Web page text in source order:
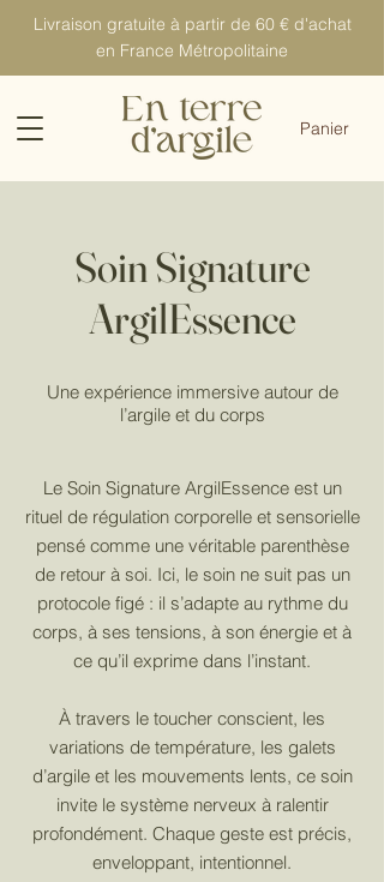
Livraison gratuite à partir de 60 € d'achat
en France Métropolitaine
Panier
Soin Signature
ArgilEssence
Une expérience immersive autour de
l’argile et du corps
Le Soin Signature ArgilEssence est un
rituel de régulation corporelle et sensorielle
pensé comme une véritable parenthèse
de retour à soi. Ici, le soin ne suit pas un
protocole figé : il s’adapte au rythme du
corps, à ses tensions, à son énergie et à
ce qu’il exprime dans l’instant.
À travers le toucher conscient, les
variations de température, les galets
d’argile et les mouvements lents, ce soin
invite le système nerveux à ralentir
profondément. Chaque geste est précis,
enveloppant, intentionnel.